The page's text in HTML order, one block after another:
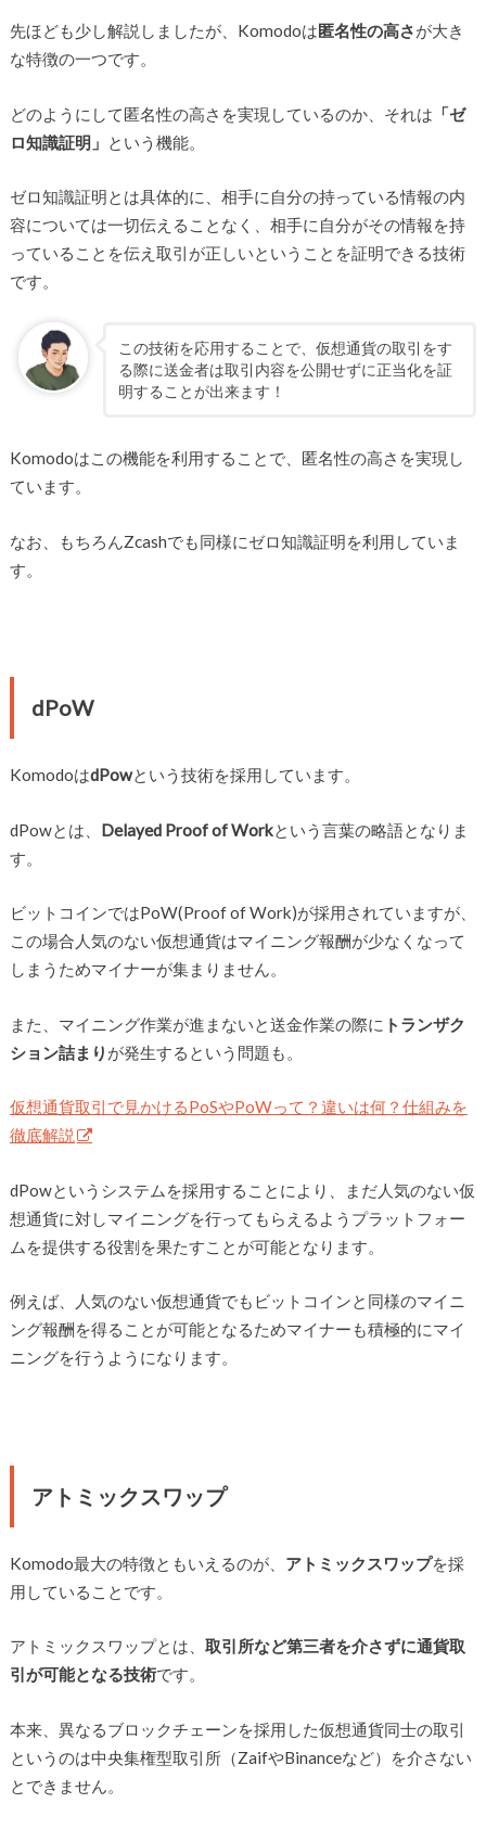
先ほども少し解説しましたが、Komodoは匿名性の高さが大き
な特徴の一つです。
どのようにして匿名性の高さを実現しているのか、それは 「ゼ
ロ知識証明」 という機能。
ゼロ知識証明とは具体的に、 相手に自分の持っている情報の内
容については一切伝えることなく、相手に自分がその情報を持
っていることを伝え取引が正しいということを証明できる技術
です。
この技術を応用することで、仮想通貨の取引をす
る際に送金者は取引内容を公開せずに正当化を証
明することが出来ます！
Komodoはこの機能を利用することで、匿名性の高さを実現し
ています。
なお、もちろんZcashでも同様にゼロ知識証明を利用していま
す。
dPoW
KomodoはdPowという技術を採用しています。
dPowとは、 Delayed Proof of Workという言葉の略語となりま
す。
ビットコインではPoW(Proof of Work)が採用されていますが、
この場合人気のない仮想通貨はマイニング報酬が少なくなって
しまうためマイナーが集まりません。
また、マイニング作業が進まないと送金作業の際に トランザク
ション詰まり が発生するという問題も。
仮想通貨取引で見かけるPoSやPoWって？違いは何？仕組みを
徹底解説
dPowというシステムを採用することにより、まだ人気のない仮
想通貨に対しマイニングを行ってもらえるようプラットフォー
ムを提供する役割を果たすことが可能となります。
例えば、人気のない仮想通貨でもビットコインと同様のマイニ
ング報酬を得ることが可能となるためマイナーも積極的にマイ
ニングを行うようになります。
アトミックスワップ
Komodo最大の特徴ともいえるのが、 アトミックスワップを採
用していることです。
アトミックスワップとは、 取引所など第三者を介さずに通貨取
引が可能となる技術です。
本来、異なるブロックチェーンを採用した仮想通貨同士の取引
というのは中央集権型取引所（ZaifやBinanceなど）を介さない
とできません。